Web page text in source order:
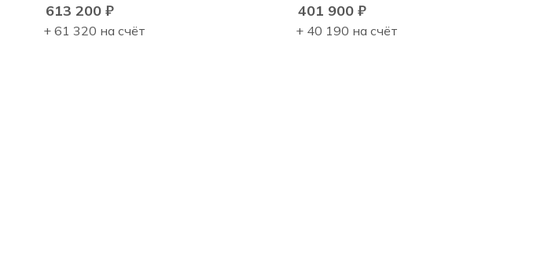
613 200 ₽
+ 61 320 на счёт
401 900₽
+ 40 190 на счёт